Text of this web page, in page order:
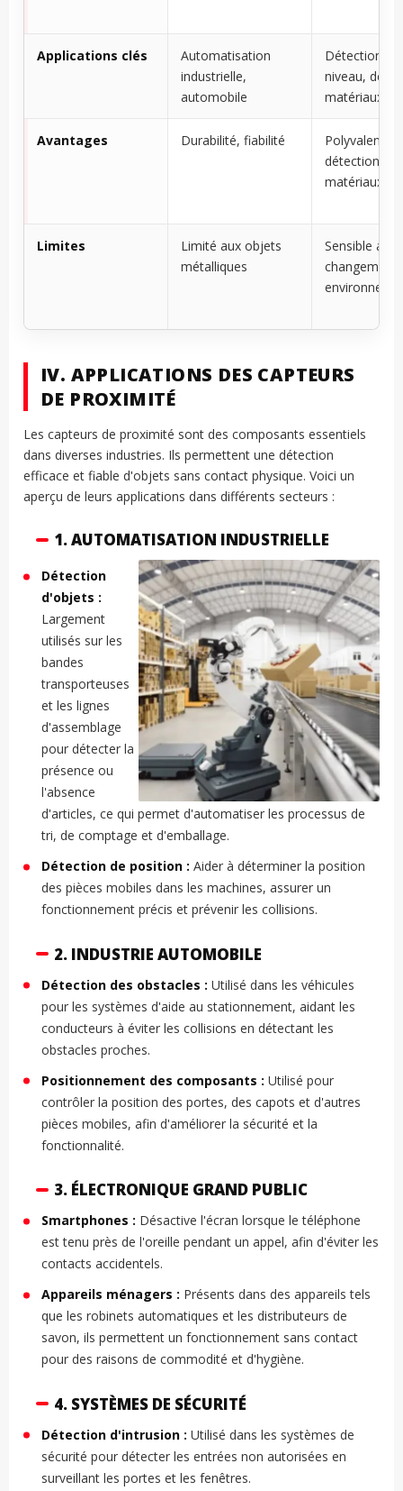
Applications clés
Automatisation
industrielle,
automobile
Détection de
niveau,
matériaux
Avantages Durabilité, fiabilité
Polyvalence
détection des
matériaux
Limites
Limité aux objets
métalliques
Sensible aux
changements
IV. APPLICATIONS DES CAPTEURS
DE PROXIMITÉ
Les capteurs de proximité sont des composants essentiels
dans diverses industries. Ils permettent une détection
efficace et fiable d'objets sans contact physique. Voici un
aperçu de leurs applications dans différents secteurs :
1. AUTOMATISATION INDUSTRIELLE
Détection
d'objets :
Largement
utilisés sur les
bandes
transporteuses
et les lignes
d'assemblage
pour détecter la
présence ou
l'absence
d'articles, ce qui permet d'automatiser les processus de
tri, de comptage et d'emballage.
Détection de position : Aider à déterminer la position
des pièces mobiles dans les machines, assurer un
fonctionnement précis et prévenir les collisions.
2. INDUSTRIE AUTOMOBILE
Détection des obstacles : Utilisé dans les véhicules
pour les systèmes d'aide au stationnement, aidant les
conducteurs à éviter les collisions en détectant les
obstacles proches.
Positionnement des composants : Utilisé pour
contrôler la position des portes, des capots et d'autres
pièces mobiles, afin d'améliorer la sécurité et la
fonctionnalité.
3. ÉLECTRONIQUE GRAND PUBLIC
Smartphones : Désactive l'écran lorsque le téléphone
est tenu près de l'oreille pendant un appel, afin d'éviter les
contacts accidentels.
Appareils ménagers : Présents dans des appareils tels
que les robinets automatiques et les distributeurs de
savon, ils permettent un fonctionnement sans contact
pour des raisons de commodité et d'hygiène.
4. SYSTÈMES DE SÉCURITÉ
Détection d'intrusion : Utilisé dans les systèmes de
sécurité pour détecter les entrées non autorisées en
surveillant les portes et les fenêtres.